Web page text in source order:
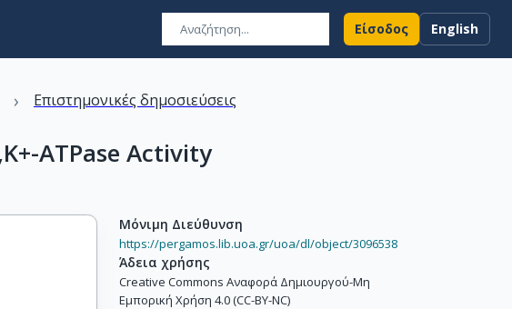
Είσοδος English
› Επιστημονικές δημοσιεύσεις
ATPase Activity
Μόνιμη Διεύθυνση
https://pergamos.lib.uoa.gr/uoa/dl/object/3096538
Άδεια χρήσης
Creative Commons Αναφορά Δημιουργού-Μη
Εμπορική Χρήση 4.0 (CC-BY-NC)